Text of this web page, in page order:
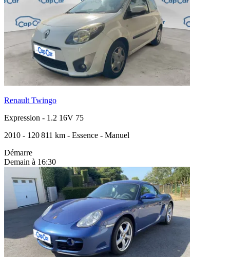
Renault Twingo
Expression - 1.2 16V 75
2010 - 120 811 km - Essence - Manuel
Démarre
Demain à 16:30